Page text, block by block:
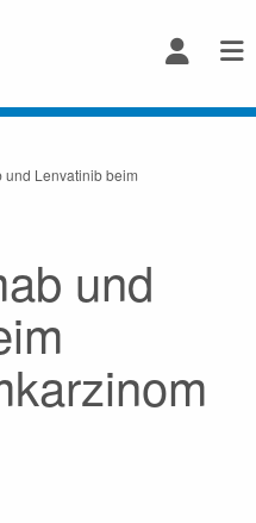
und Lenvatinib beim
und